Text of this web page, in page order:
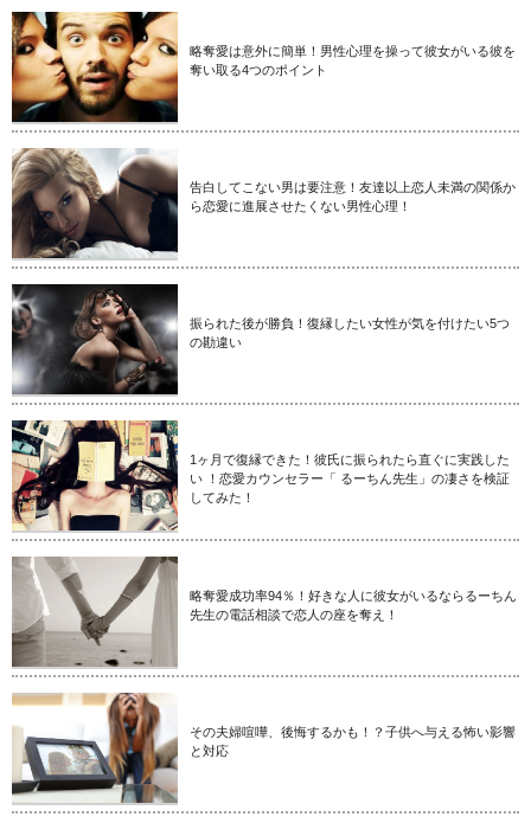
略奪愛は意外に簡単！男性心理を操って彼女がいる彼を
奪い取る4つのポイント
告白してこない男は要注意！友達以上恋人未満の関係か
ら恋愛に進展させたくない男性心理！
振られた後が勝負！復縁したい女性が気を付けたい5つ
の勘違い
1ヶ月で復縁できた！彼氏に振られたら直ぐに実践した
い ！恋愛カウンセラー「 るーちん先生」の凄さを検証
してみた！
略奪愛成功率94％！好きな人に彼女がいるならるーちん
先生の電話相談で恋人の座を奪え！
その夫婦喧嘩、後悔するかも！？子供へ与える怖い影響
と対応